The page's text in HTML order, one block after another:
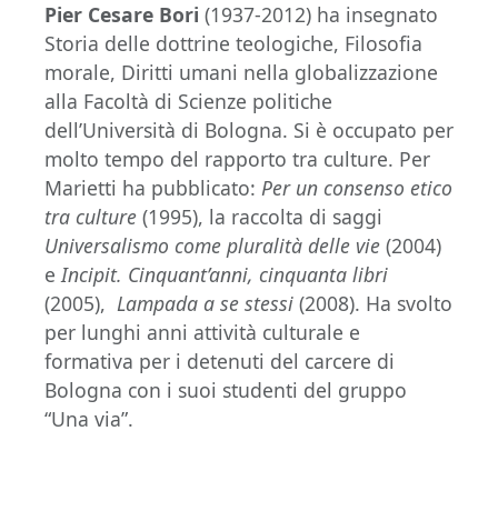
Pier Cesare Bori (1937-2012) ha insegnato
Storia delle dottrine teologiche, Filosofia
morale, Diritti umani nella globalizzazione
alla Facoltà di Scienze politiche
dell’Università di Bologna. Si è occupato per
molto tempo del rapporto tra culture. Per
Marietti ha pubblicato: Per un consenso etico
tra culture (1995), la raccolta di saggi
Universalismo come pluralità delle vie (2004)
eIncipit. Cinquant’anni, cinquanta libri
(2005), Lampada a se stessi (2008). Ha svolto
per lunghi anni attività culturale e
formativa per i detenuti del carcere di
Bologna con i suoi studenti del gruppo
“Una via”.